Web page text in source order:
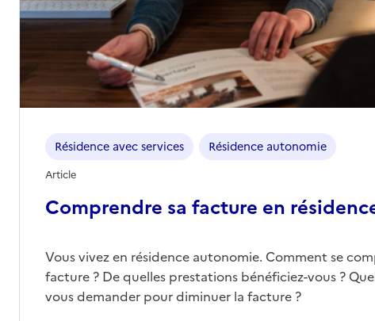
Comprendre sa facture en
Résidence avec services Résidence autonomie
Article
Vous vivez en résidence autonomie. Comment se
facture ? De quelles prestations bénéficiez-vous ?
vous demander pour diminuer la facture ?